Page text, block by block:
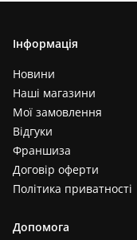
Інформація
Новини
Наші магазини
Мої замовлення
Відгуки
Франшиза
Договір оферти
Політика приватності
Допомога